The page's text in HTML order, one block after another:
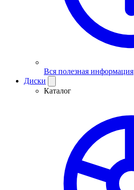
Вся полезная информация
Диски
Каталог